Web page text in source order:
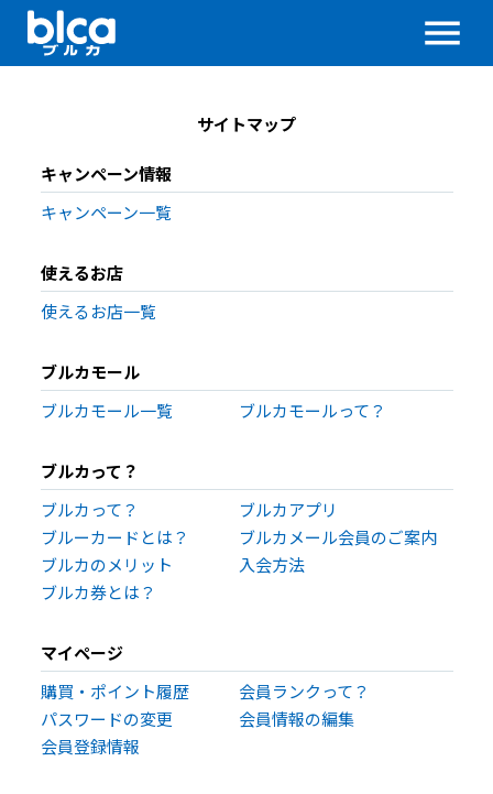
menu
サイトマップ
キャンペーン情報
キャンペーン一覧
使えるお店
使えるお店一覧
ブルカモール
ブルカモール一覧
ブルカモールって？
ブルカって？
ブルカって？
ブルカアプリ
ブルーカードとは？
ブルカメール会員のご案内
ブルカのメリット
入会方法
ブルカ券とは？
マイページ
購買・ポイント履歴
会員ランクって？
パスワードの変更
会員情報の編集
会員登録情報